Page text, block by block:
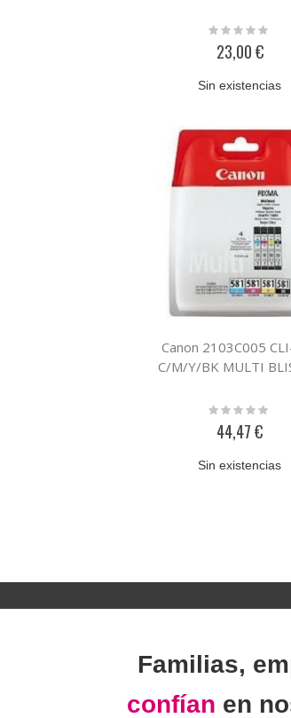
Rating:
23,00 €
Sin existencias
Canon 2103C005
C/M/Y/BK MULTI
Rating:
44,47 €
Sin existencias
Familias,
confían en